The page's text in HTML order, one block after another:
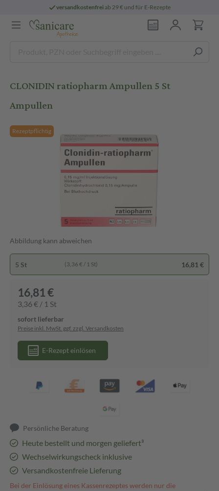
versandkostenfreiab 29 € und für E-Rezepte
CLONIDIN ratiopharm Ampullen 5 St
Ampullen
Rezeptpflichtig
Abbildung kann abweichen
5 St (3,36 € / 1 St) 16,81 €
16,81 €
3,36 € / 1 St
sofort lieferbar
Preise inkl. MwSt. ggf. zzgl. Versandkosten
E-Rezept einlösen
Persönliche Beratung
Heute bestellt und morgen geliefert³
Wechselwirkungscheck inklusive
Versandkostenfreie Lieferung
Bei der Einlösung eines Kassenrezeptes werden nur die